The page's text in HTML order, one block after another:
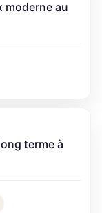
moderne au
terme à